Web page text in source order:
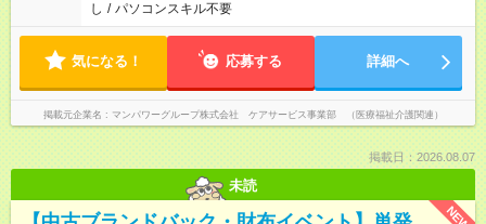
し / パソコンスキル不要
気になる！ 応募する 詳細へ
掲載元企業名 マンパワーグループ株式会社 ケアサービス事業部 （医療福祉介護関連）
掲載日：2026.08.07
未読
NEW